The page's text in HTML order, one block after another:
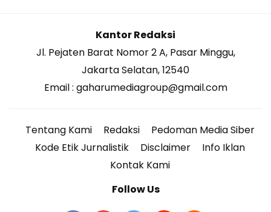
Kantor Redaksi
Jl. Pejaten Barat Nomor 2 A, Pasar Minggu,
Jakarta Selatan, 12540
Email : gaharumediagroup@gmail.com
Tentang Kami Redaksi
Pedoman Media Siber
Kode Etik Jurnalistik
Disclaimer
Info Iklan
Kontak Kami
Follow Us